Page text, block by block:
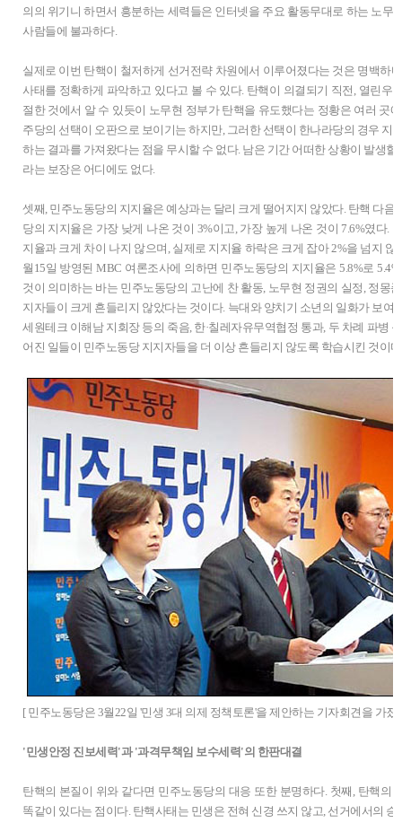
의의 위기니 하면서 흥분하는 세력들은 인터넷을 주요 활동무대로 하는 노무
사람들에 불과하다.
실제로 이번 탄핵이 철저하게 선거전략 차원에서 이루어졌다는 것은 명백하
사태를 정확하게 파악하고 있다고 볼 수 있다. 탄핵이 의결되기 직전, 열린우
절한 것에서 알 수 있듯이 노무현 정부가 탄핵을 유도했다는 정황은 여러 곳
주당의 선택이 오판으로 보이기는 하지만, 그러한 선택이 한나라당의 경우 지
하는 결과를 가져왔다는 점을 무시할 수 없다. 남은 기간 어떠한 상황이 발생
라는 보장은 어디에도 없다.
셋째, 민주노동당의 지지율은 예상과는 달리 크게 떨어지지 않았다. 탄핵 다음
당의 지지율은 가장 낮게 나온 것이 3%이고, 가장 높게 나온 것이 7.6%였다.
지율과 크게 차이 나지 않으며, 실제로 지지율 하락은 크게 잡아 2%을 넘지
월15일 방영된 MBC 여론조사에 의하면 민주노동당의 지지율은 5.8%로
것이 의미하는 바는 민주노동당의 고난에 찬 활동, 노무현 정권의 실정, 정몽
지자들이 크게 흔들리지 않았다는 것이다. 늑대와 양치기 소년의 일화가 보여
세원테크 이해남 지회장 등의 죽음, 한·칠레자유무역협정 통과, 두 차례 파병
어진 일들이 민주노동당 지지자들을 더 이상 흔들리지 않도록 학습시킨 것이
[ 민주노동당은 3월22일 '민생 3대 의제 정책토론'을 제안하는 기자회견을 가
'민생안정 진보세력'과 '과격무책임 보수세력'의 한판대결
탄핵의 본질이 위와 같다면 민주노동당의 대응 또한 분명하다. 첫째, 탄핵의
똑같이 있다는 점이다. 탄핵사태는 민생은 전혀 신경 쓰지 않고, 선거에서의